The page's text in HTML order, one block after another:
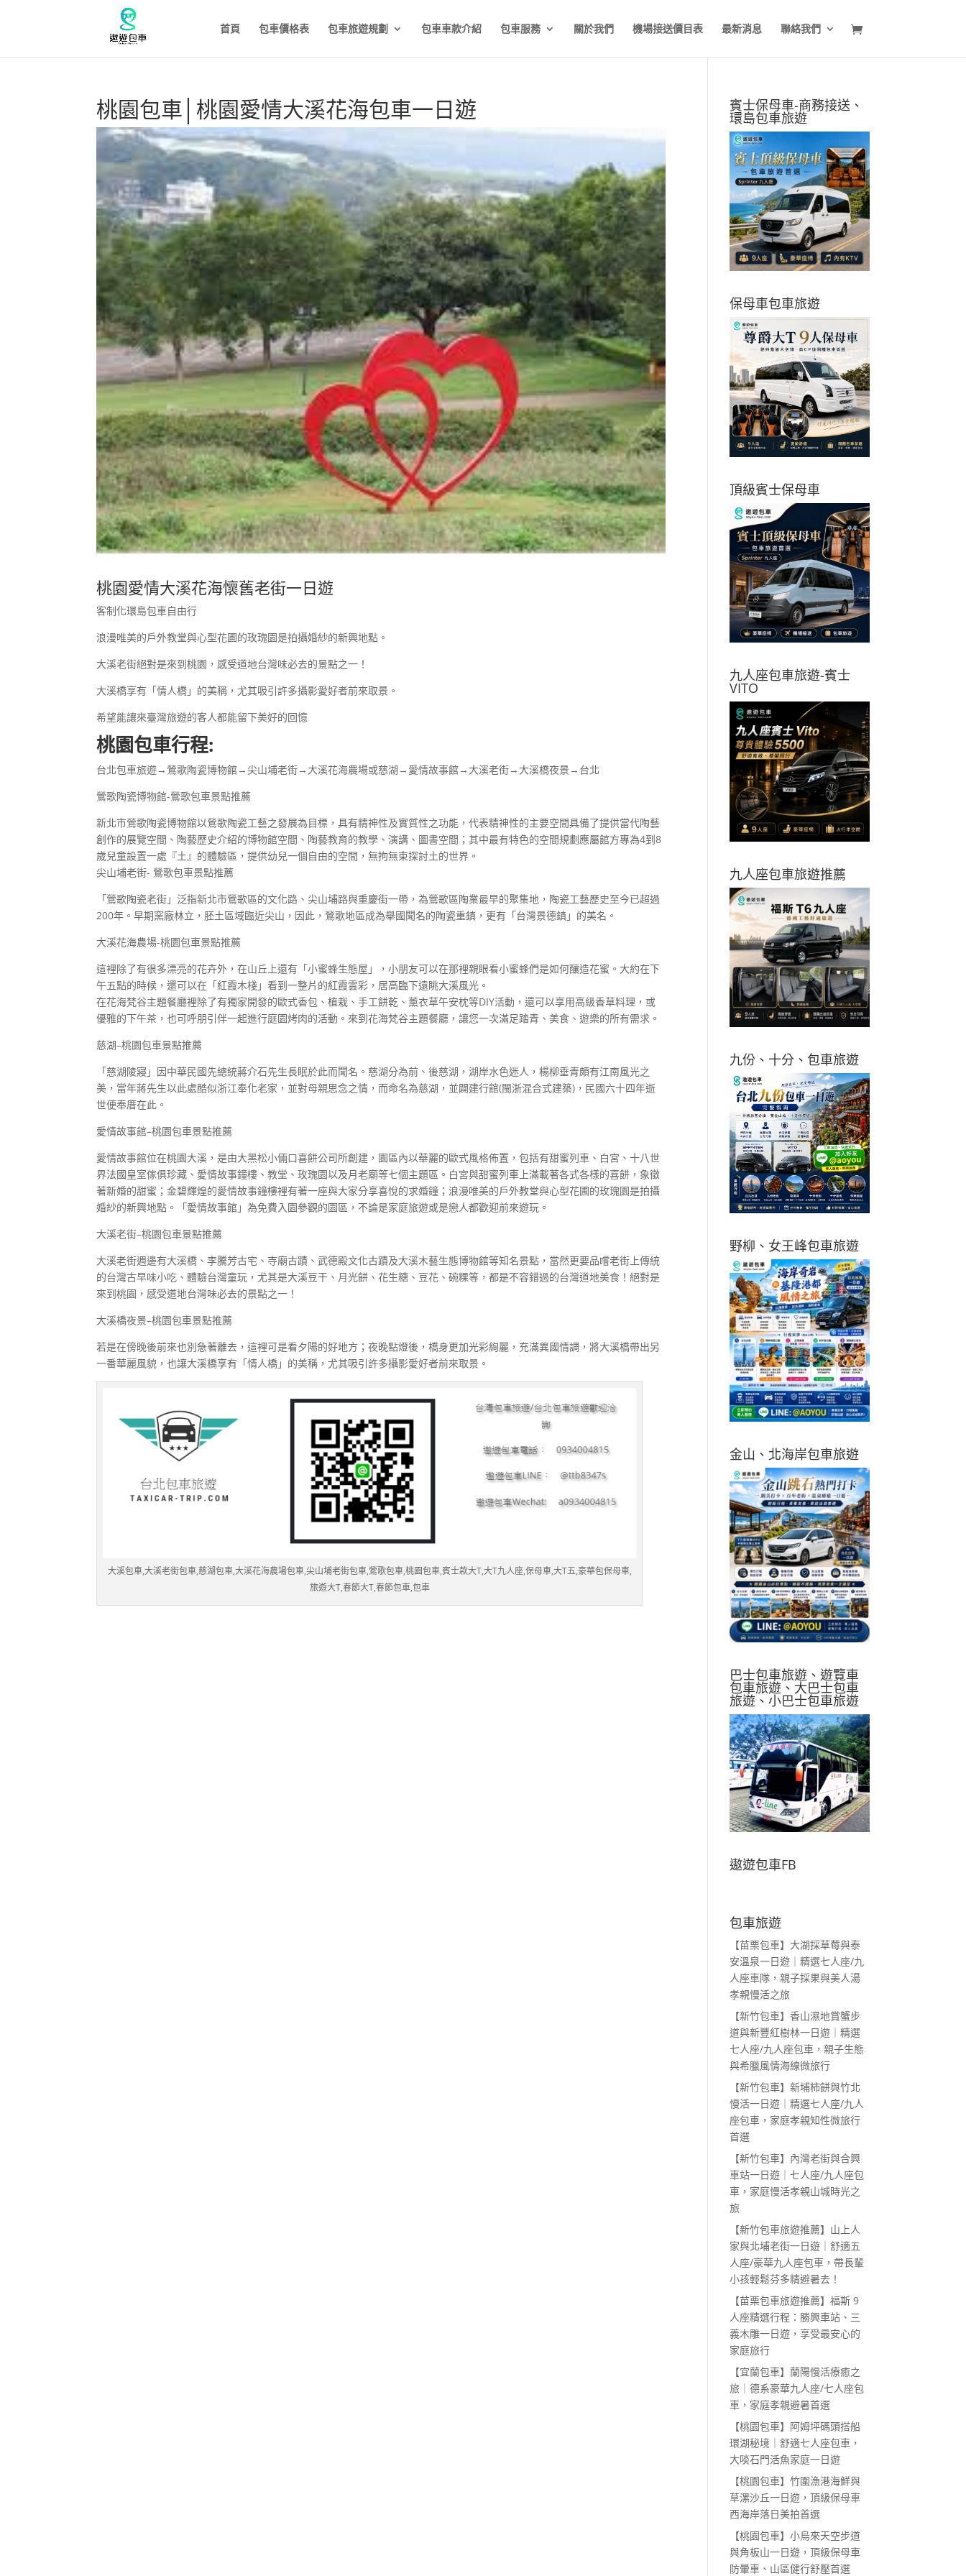
首頁 包車價格表 包車旅遊規劃 包車車款介紹 包車服務 關於我們 機場接送價目表 最新消息 聯絡我們
桃園包車│桃園愛情大溪花海包車一日遊
桃園愛情大溪花海懷舊老街一日遊
客制化環島包車自由行
浪漫唯美的戶外教堂與心型花圃的玫瑰園是拍攝婚紗的新興地點。
大溪老街絕對是來到桃園，感受道地台灣味必去的景點之一！
大溪橋享有「情人橋」的美稱，尤其吸引許多攝影愛好者前來取景。
希望能讓來臺灣旅遊的客人都能留下美好的回憶
桃園包車行程:
台北包車旅遊→鶯歌陶瓷博物館→尖山埔老街→大溪花海農場或慈湖→愛情故事館→大溪老街→大溪橋夜景→台北
鶯歌陶瓷博物館-鶯歌包車景點推薦
新北市鶯歌陶瓷博物館以鶯歌陶瓷工藝之發展為目標，具有精神性及實質性之功能，代表精神性的主要空間具備了提供當代陶藝
創作的展覽空間、陶藝歷史介紹的博物館空間、陶藝教育的教學、演講、圖書空間；其中最有特色的空間規劃應屬館方專為4到8
歲兒童設置一處『土』的體驗區，提供幼兒一個自由的空間，無拘無束探討土的世界。
尖山埔老街- 鶯歌包車景點推薦
「鶯歌陶瓷老街」泛指新北市鶯歌區的文化路、尖山埔路與重慶街一帶，為鶯歌區陶業最早的聚集地，陶瓷工藝歷史至今已超過
200年。早期窯廠林立，胚土區域臨近尖山，因此，鶯歌地區成為舉國聞名的陶瓷重鎮，更有「台灣景德鎮」的美名。
大溪花海農場-桃園包車景點推薦
這裡除了有很多漂亮的花卉外，在山丘上還有「小蜜蜂生態屋」，小朋友可以在那裡親眼看小蜜蜂們是如何釀造花蜜。大約在下
午五點的時候，還可以在「紅霞木棧」看到一整片的紅霞雲彩，居高臨下遠眺大溪風光。
在花海梵谷主題餐廳裡除了有獨家開發的歐式香包、植栽、手工餅乾、薰衣草午安枕等DIY活動，還可以享用高級香草料理，或
優雅的下午茶，也可呼朋引伴一起進行庭園烤肉的活動。來到花海梵谷主題餐廳，讓您一次滿足踏青、美食、遊樂的所有需求。
慈湖–桃園包車景點推薦
「慈湖陵寢」因中華民國先總統蔣介石先生長眠於此而聞名。慈湖分為前、後慈湖，湖岸水色迷人，楊柳垂青頗有江南風光之
美，當年蔣先生以此處酷似浙江奉化老家，並對母親思念之情，而命名為慈湖，並闢建行館(閩浙混合式建築)，民國六十四年逝
世便奉厝在此。
愛情故事館–桃園包車景點推薦
愛情故事館位在桃園大溪，是由大黑松小倆口喜餅公司所創建，園區內以華麗的歐式風格佈置，包括有甜蜜列車、白宮、十八世
界法國皇室傢俱珍藏、愛情故事鐘樓、教堂、玫瑰園以及月老廟等七個主題區。白宮與甜蜜列車上滿載著各式各樣的喜餅，象徵
著新婚的甜蜜；金碧輝煌的愛情故事鐘樓裡有著一座與大家分享喜悅的求婚鐘；浪漫唯美的戶外教堂與心型花圃的玫瑰園是拍攝
婚紗的新興地點。「愛情故事館」為免費入園參觀的園區，不論是家庭旅遊或是戀人都歡迎前來遊玩。
大溪老街–桃園包車景點推薦
大溪老街週邊有大溪橋、李騰芳古宅、寺廟古蹟、武德殿文化古蹟及大溪木藝生態博物館等知名景點，當然更要品嚐老街上傳統
的台灣古早味小吃、體驗台灣童玩，尤其是大溪豆干、月光餅、花生糖、豆花、碗粿等，都是不容錯過的台灣道地美食！絕對是
來到桃園，感受道地台灣味必去的景點之一！
大溪橋夜景–桃園包車景點推薦
若是在傍晚後前來也別急著離去，這裡可是看夕陽的好地方；夜晚點燈後，橋身更加光彩絢麗，充滿異國情調，將大溪橋帶出另
一番華麗風貌，也讓大溪橋享有「情人橋」的美稱，尤其吸引許多攝影愛好者前來取景。
大溪包車,大溪老街包車,慈湖包車,大溪花海農場包車,尖山埔老街包車,鶯歌包車,桃園包車,賓士款大T,大T九人座,保母車,大T五,豪華包保母車,
旅遊大T,春節大T,春節包車,包車
賓士保母車-商務接送、
環島包車旅遊
保母車包車旅遊
頂級賓士保母車
九人座包車旅遊-賓士
VITO
九人座包車旅遊推薦
九份、十分、包車旅遊
野柳、女王峰包車旅遊
金山、北海岸包車旅遊
巴士包車旅遊、遊覽車
包車旅遊、大巴士包車
旅遊、小巴士包車旅遊
遨遊包車FB
包車旅遊
【苗栗包車】大湖採草莓與泰
安溫泉一日遊｜精選七人座/九
人座車隊，親子採果與美人湯
孝親慢活之旅
【新竹包車】香山濕地賞蟹步
道與新豐紅樹林一日遊｜精選
七人座/九人座包車，親子生態
與希臘風情海線微旅行
【新竹包車】新埔柿餅與竹北
慢活一日遊｜精選七人座/九人
座包車，家庭孝親知性微旅行
首選
【新竹包車】內灣老街與合興
車站一日遊｜七人座/九人座包
車，家庭慢活孝親山城時光之
旅
【新竹包車旅遊推薦】山上人
家與北埔老街一日遊｜舒適五
人座/豪華九人座包車，帶長輩
小孩輕鬆芬多精避暑去！
【苗栗包車旅遊推薦】福斯 9
人座精選行程：勝興車站、三
義木雕一日遊，享受最安心的
家庭旅行
【宜蘭包車】蘭陽慢活療癒之
旅｜德系豪華九人座/七人座包
車，家庭孝親避暑首選
【桃園包車】阿姆坪碼頭搭船
環湖秘境｜舒適七人座包車，
大啖石門活魚家庭一日遊
【桃園包車】竹圍漁港海鮮與
草漯沙丘一日遊，頂級保母車
西海岸落日美拍首選
【桃園包車】小烏來天空步道
與角板山一日遊，頂級保母車
防暈車、山區健行舒壓首選